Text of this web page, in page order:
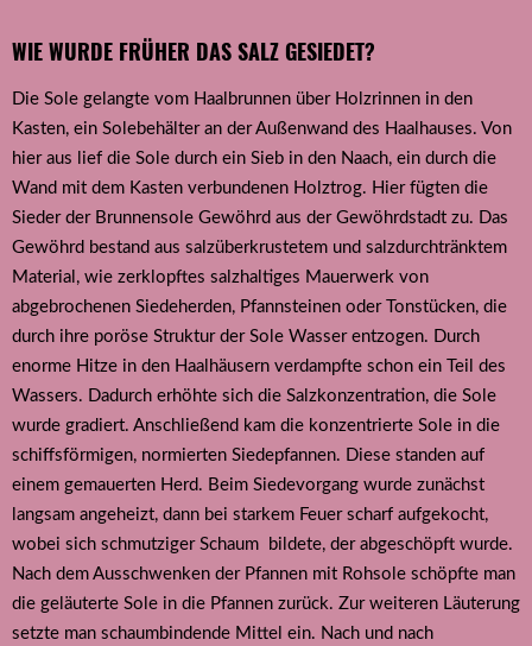
WIE WURDE FRÜHER DAS SALZ GESIEDET?
Die Sole gelangte vom Haalbrunnen über Holzrinnen in den
Kasten, ein Solebehälter an der Außenwand des Haalhauses. Von
hier aus lief die Sole durch ein Sieb in den Naach, ein durch die
Wand mit dem Kasten verbundenen Holztrog. Hier fügten die
Sieder der Brunnensole Gewöhrd aus der Gewöhrdstadt zu. Das
Gewöhrd bestand aus salzüberkrustetem und salzdurchtränktem
Material, wie zerklopftes salzhaltiges Mauerwerk von
abgebrochenen Siedeherden, Pfannsteinen oder Tonstücken, die
durch ihre poröse Struktur der Sole Wasser entzogen. Durch
enorme Hitze in den Haalhäusern verdampfte schon ein Teil des
Wassers. Dadurch erhöhte sich die Salzkonzentration, die Sole
wurde gradiert. Anschließend kam die konzentrierte Sole in die
schiffsförmigen, normierten Siedepfannen. Diese standen auf
einem gemauerten Herd. Beim Siedevorgang wurde zunächst
langsam angeheizt, dann bei starkem Feuer scharf aufgekocht,
wobei sich schmutziger Schaum bildete, der abgeschöpft wurde.
Nach dem Ausschwenken der Pfannen mit Rohsole schöpfte man
die geläuterte Sole in die Pfannen zurück. Zur weiteren Läuterung
setzte man schaumbindende Mittel ein. Nach und nach